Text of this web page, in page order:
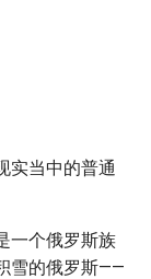
实当中的普通
一个俄罗斯族
雪的俄罗斯——